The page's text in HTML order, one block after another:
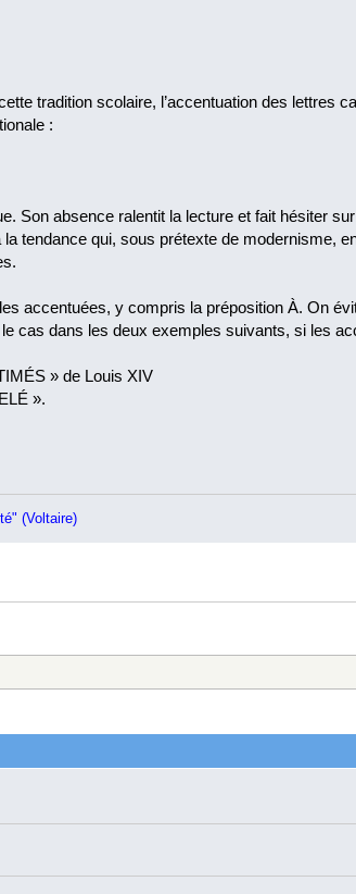
tradition scolaire, l’accentuation des lettres
:
Son absence ralentit la lecture et fait hésiter
tendance qui, sous prétexte de modernisme,
accentuées, y compris la préposition À. On
cas dans les deux exemples suivants, si les
» de Louis XIV
».
(Voltaire)